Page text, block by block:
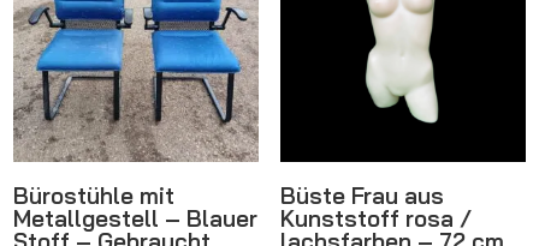
Bürostühle mit
Metallgestell – Blauer
Büste Frau aus
Kunststoff rosa /